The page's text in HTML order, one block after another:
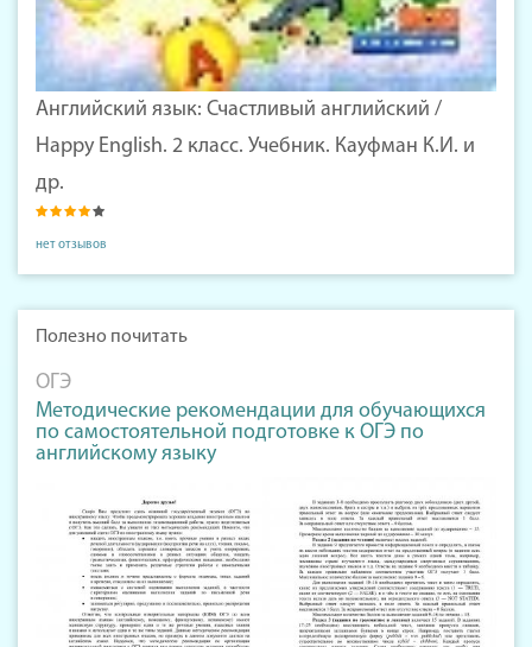
Английский язык: Счастливый английский /
Happy English. 2 класс. Учебник. Кауфман К.И. и
др.
нет отзывов
Полезно почитать
ОГЭ
Методические рекомендации для обучающихся
по самостоятельной подготовке к ОГЭ по
английскому языку